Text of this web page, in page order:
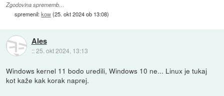
Zgodovina sprememb…
spremenil:kow(25. okt 2024 ob 13:08)
Ales
::25. okt 2024, 13:13
Windows kernel 11 bodo uredili, Windows 10 ne... Linux je tukaj
kot kaže kak korak naprej.